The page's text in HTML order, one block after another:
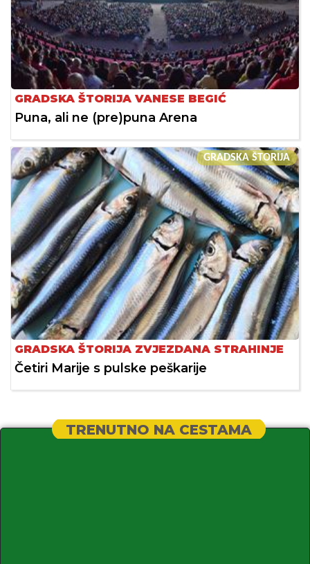
GRADSKA ŠTORIJA VANESE BEGIĆ
Puna, ali ne (pre)puna Arena
GRADSKA ŠTORIJA
GRADSKA ŠTORIJA ZVJEZDANA STRAHINJE
Četiri Marije s pulske peškarije
TRENUTNO NA CESTAMA